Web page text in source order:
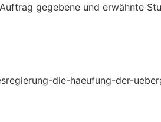
gegebene und erwähnte
die-haeufung-der-